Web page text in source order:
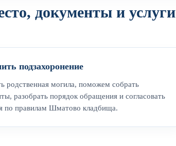
документы и услуги
подзахоронение
родственная могила, поможем собрать
разобрать порядок обращения и согласовать
по правилам Шматово кладбища.